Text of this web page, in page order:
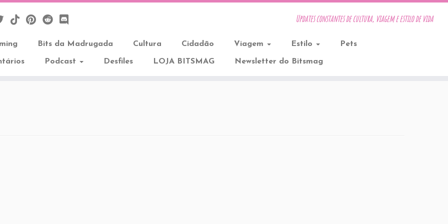
Updates constantes de cultura, viagem e estilo de vida
Bits da Madrugada Cultura Cidadão Viagem Estilo Pets
Podcast Desfiles LOJA BITSMAG Newsletter do Bitsmag